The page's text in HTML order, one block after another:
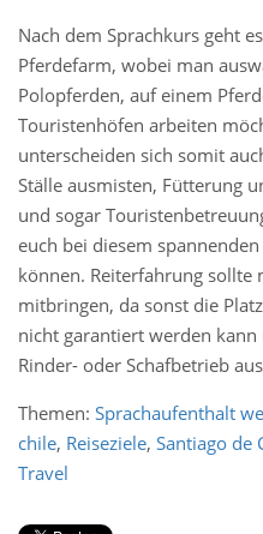
Nach dem Sprachkurs geht
Pferdefarm, wobei man
Polopferden, auf einem
Touristenhöfen arbeiten
unterscheiden sich somit
Ställe ausmisten, Fütterung
und sogar
euch bei diesem
können. Reiterfahrung sollte
mitbringen, da sonst die
nicht garantiert werden
Rinder- oder Schafbetrieb
Themen: Sprachaufenthalt
chile, Reiseziele, Santiago de
Travel